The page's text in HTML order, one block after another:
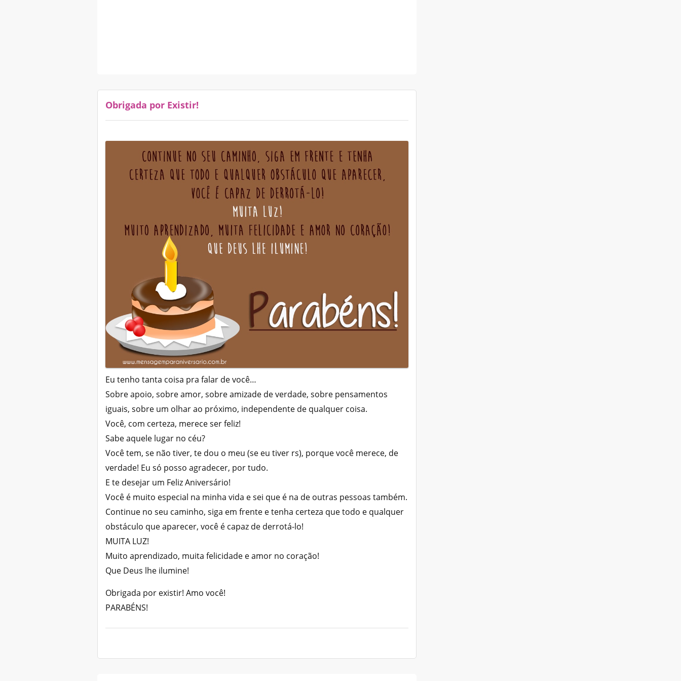
Obrigada por Existir!
Eu tenho tanta coisa pra falar de você…
Sobre apoio, sobre amor, sobre amizade de verdade, sobre pensamentos
iguais, sobre um olhar ao próximo, independente de qualquer coisa.
Você, com certeza, merece ser feliz!
Sabe aquele lugar no céu?
Você tem, se não tiver, te dou o meu (se eu tiver rs), porque você merece, de
verdade! Eu só posso agradecer, por tudo.
E te desejar um Feliz Aniversário!
Você é muito especial na minha vida e sei que é na de outras pessoas também.
Continue no seu caminho, siga em frente e tenha certeza que todo e qualquer
obstáculo que aparecer, você é capaz de derrotá-lo!
MUITA LUZ!
Muito aprendizado, muita felicidade e amor no coração!
Que Deus lhe ilumine!
Obrigada por existir! Amo você!
PARABÉNS!